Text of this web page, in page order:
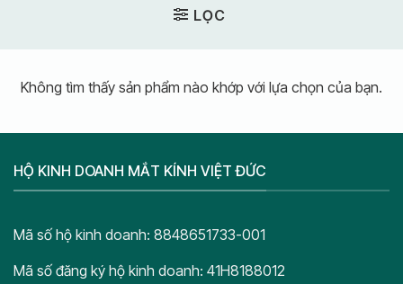
LỌC
Không tìm thấy sản phẩm nào khớp với lựa chọn của bạn.
HỘ KINH DOANH MẮT KÍNH VIỆT ĐỨC
Mã số hộ kinh doanh: 8848651733-001
Mã số đăng ký hộ kinh doanh: 41H8188012